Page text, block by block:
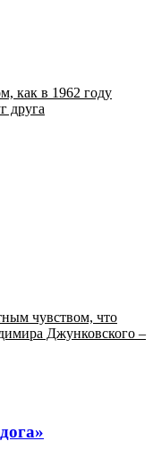
как в 1962 году
друга
чувством, что
Джунковского –